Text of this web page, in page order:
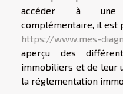
accéder à une
complémentaire, il est
https://www.mes-
aperçu des
immobiliers et de leur
la réglementation